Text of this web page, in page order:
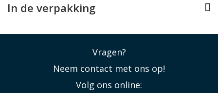
In de verpakking
Vragen?
Neem contact met ons op!
Volg ons online: